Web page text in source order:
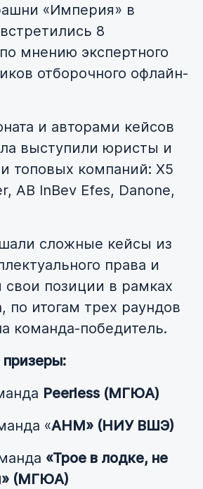
«Империя» в
8
мнению экспертного
отборочного офлайн-
и авторами кейсов
выступили юристы и
топовых компаний: X5
AB InBev Efes, Danone,
сложные кейсы из
права и
свои позиции в рамках
по итогам трех раундов
команда-победитель.
Peerless (МГЮА)
«АНМ» (НИУ ВШЭ)
«Трое в лодке, не
(МГЮА)